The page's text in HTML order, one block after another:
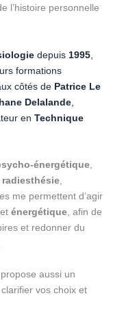
l’histoire personnelle
depuis 1995
formations
côtés de Patrice Le
Delalande
en Technique
énergétique
radiesthésie
me permettent d’agir
et énergétique , afin de
et redonner du
aussi un
vos choix et